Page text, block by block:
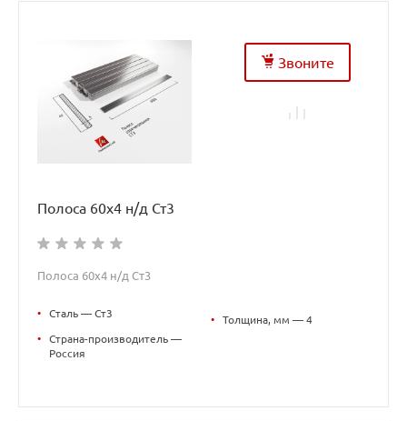
Звоните
Полоса 60х4 н/д Ст3
Полоса 60х4 н/д Ст3
• Сталь — Ст3
•
Страна-производитель —
Россия
• Толщина, мм — 4